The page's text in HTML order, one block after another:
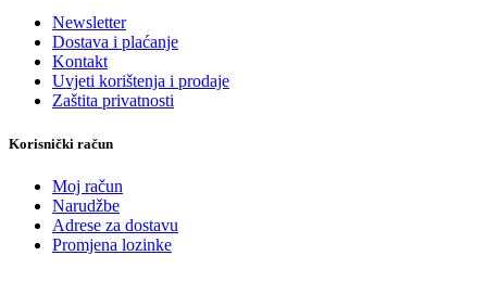
Newsletter
Dostava i plaćanje
Kontakt
Uvjeti korištenja i prodaje
Zaštita privatnosti
Korisnički račun
Moj račun
Narudžbe
Adrese za dostavu
Promjena lozinke